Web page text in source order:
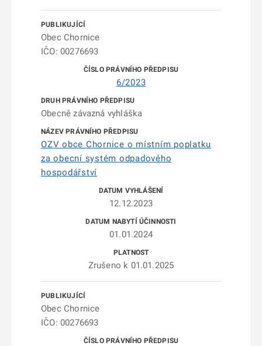
Obec Chornice
IČO: 00276693
6/2023
Obecně závazná vyhláška
OZV obce Chornice o místním poplatku
za obecní systém odpadového
hospodářství
12.12.2023
01.01.2024
Zrušeno k 01.01.2025
Obec Chornice
IČO: 00276693